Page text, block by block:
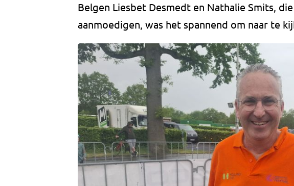
Belgen Liesbet Desmedt en Nathalie Smits,
aanmoedigen, was het spannend om naar te